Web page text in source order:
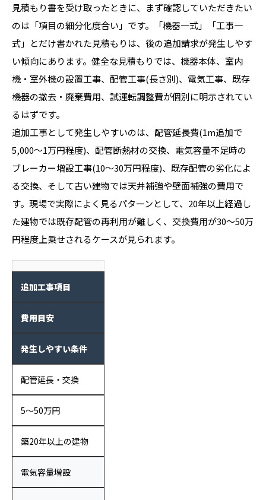
見積もり書を受け取ったときに、まず確認していただきたい
のは「項目の細分化度合い」です。「機器一式」「工事一
式」とだけ書かれた見積もりは、後の追加請求が発生しやす
い傾向にあります。健全な見積もりでは、機器本体、室内
機・室外機の設置工事、配管工事(長さ別)、電気工事、既存
機器の撤去・廃棄費用、試運転調整費が個別に明示されてい
るはずです。
追加工事として発生しやすいのは、配管延長費(1m追加で
5,000〜1万円程度)、配管断熱材の交換、電気容量不足時の
ブレーカー増設工事(10〜30万円程度)、既存配管の劣化によ
る交換、そして古い建物では天井補強や壁面補強の費用で
す。現場で実際によく見るパターンとして、20年以上経過し
た建物では既存配管の再利用が難しく、交換費用が30〜50万
円程度上乗せされるケースが見られます。
追加工事項目
費用目安
発生しやすい条件
配管延長・交換
5〜50万円
築20年以上の建物
電気容量増設